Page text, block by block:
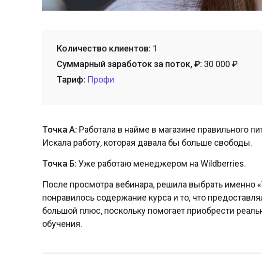
Количество клиентов: 1
Суммарный заработок за поток, ₽: 30 000 ₽
Тариф: Профи
Точка А: Работала в найме в магазине правильного
Искала работу, которая давала бы больше свободы.
Точка Б: Уже работаю менеджером на Wildberries.
После просмотра вебинара, решила выбрать именно
понравилось содержание курса и то, что
большой плюс, поскольку помогает приобрести
обучения.